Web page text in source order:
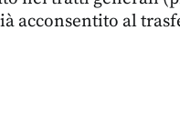
acconsentito al